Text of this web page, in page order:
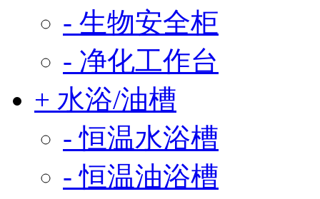
- 生物安全柜
- 净化工作台
+ 水浴/油槽
- 恒温水浴槽
- 恒温油浴槽